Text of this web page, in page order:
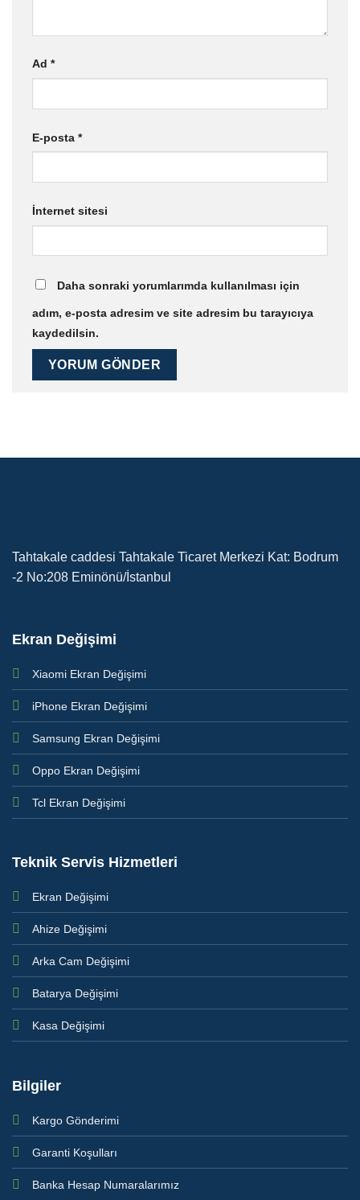
Ad *
E-posta *
İnternet sitesi
Daha sonraki yorumlarımda kullanılması için
adım, e-posta adresim ve site adresim bu tarayıcıya
kaydedilsin.
Tahtakale caddesi Tahtakale Ticaret Merkezi Kat: Bodrum
-2 No:208 Eminönü/İstanbul
Ekran Değişimi
Xiaomi Ekran Değişimi
iPhone Ekran Değişimi
Samsung Ekran Değişimi
Oppo Ekran Değişimi
Tcl Ekran Değişimi
Teknik Servis Hizmetleri
Ekran Değişimi
Ahize Değişimi
Arka Cam Değişimi
Batarya Değişimi
Kasa Değişimi
Bilgiler
Kargo Gönderimi
Garanti Koşulları
Banka Hesap Numaralarımız